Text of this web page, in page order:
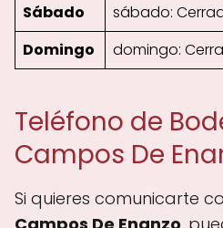
Sábado
sábado:
Domingo
domingo:
Teléfono de
Campos De
Si quieres comunicarte